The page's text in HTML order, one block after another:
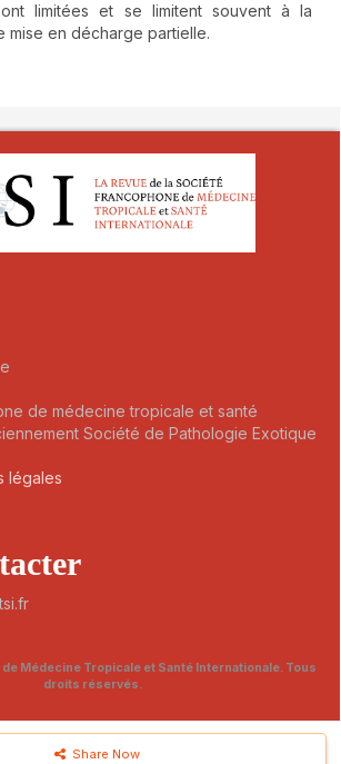
limitées et se limitent souvent à la
mise en décharge partielle.
Share Now
de médecine tropicale et santé
Société de Pathologie Exotique
légales
Médecine Tropicale et Santé Internationale. Tous
droits réservés.